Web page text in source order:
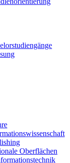
Oberflächen